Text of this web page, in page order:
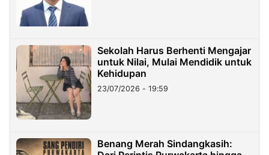
Sekolah Harus Berhenti Mengajar
untuk Nilai, Mulai Mendidik untuk
Kehidupan
23/07/2026 - 19:59
Benang Merah Sindangkasih: